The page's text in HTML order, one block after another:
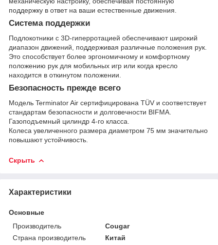
поддержку в ответ на ваши естественные движения.
Система поддержки
Подлокотники с 3D-гиперротацией обеспечивают широкий
диапазон движений, поддерживая различные положения рук.
Это способствует более эргономичному и комфортному
положению рук для мобильных игр или когда кресло
находится в откинутом положении.
Безопасность прежде всего
Модель Terminator Air сертифицирована TÜV и соответствует
стандартам безопасности и долговечности BIFMA.
Газоподъемный цилиндр 4-го класса.
Колеса увеличенного размера диаметром 75 мм значительно
повышают устойчивость.
Скрыть
Характеристики
Основные
Производитель
Cougar
Страна производитель
Китай